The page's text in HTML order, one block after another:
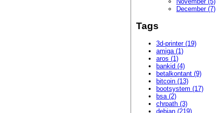
December (7)
Tags
3d-printer (19)
amiga (1)
aros (1)
bankid (4)
betalkontant (9)
bitcoin (13)
bootsystem (17)
bsa (2)
chrpath (3)
debian (219)